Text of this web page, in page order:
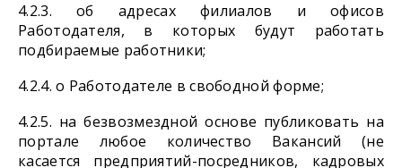
4.2.3. об адресах филиалов и офисов
Работодателя, в которых будут работать
подбираемые работники;
4.2.4. о Работодателе в свободной форме;
4.2.5. на безвозмездной основе публиковать на
портале любое количество Вакансий (не
касается предприятий-посредников, кадровых